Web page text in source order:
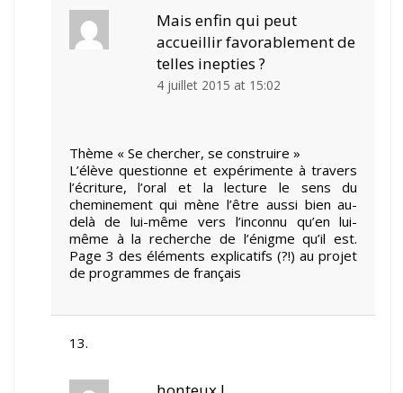
Mais enfin qui peut
accueillir favorablement de
telles inepties ?
4 juillet 2015 at 15:02
Thème « Se chercher, se construire »
L’élève questionne et expérimente à travers
l’écriture, l’oral et la lecture le sens du
cheminement qui mène l’être aussi bien au-
delà de lui-même vers l’inconnu qu’en lui-
même à la recherche de l’énigme qu’il est.
Page 3 des éléments explicatifs (?!) au projet
de programmes de français